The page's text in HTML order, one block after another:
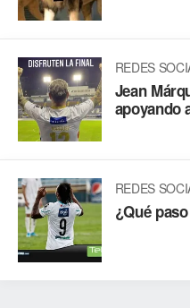
REDES
Jean
apoyando
REDES
¿Qué